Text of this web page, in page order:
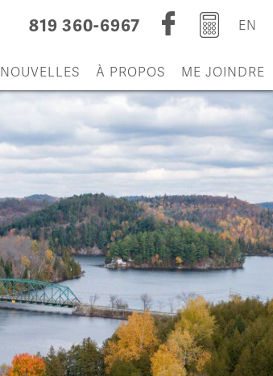
EN
819 360-6967
NOUVELLES À PROPOS ME JOINDRE